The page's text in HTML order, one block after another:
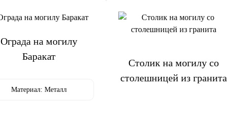
Ограда на могилу
Баракат
Материал: Металл
Столик на могилу со
столешницей из гранита